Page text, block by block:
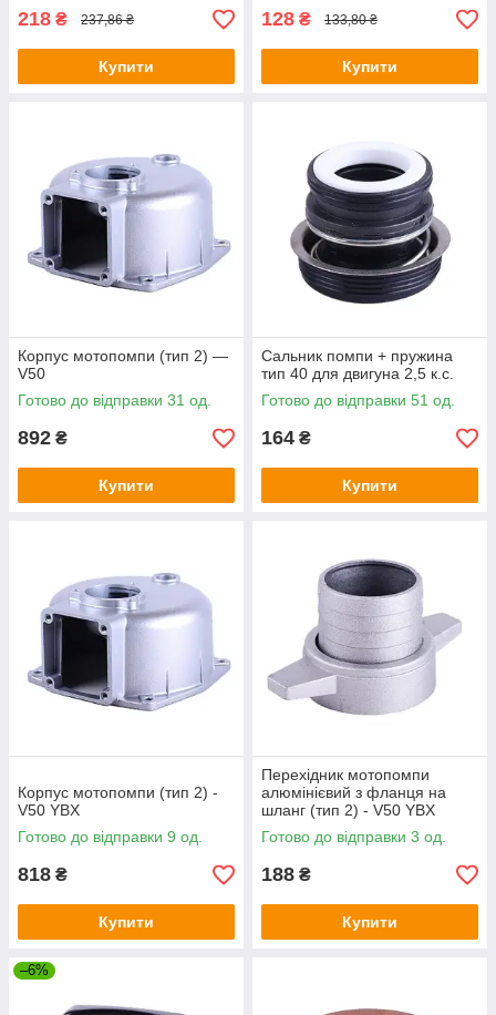
218 ₴ 237,86 ₴
Купити
128 ₴ 133,80 ₴
Купити
Корпус мотопомпи (тип 2) —
V50
Готово до відправки 31 од.
892 ₴
Купити
Сальник помпи + пружина
тип 40 для двигуна 2,5 к.с.
Готово до відправки 51 од.
164 ₴
Купити
Корпус мотопомпи (тип 2) -
V50 YBX
Готово до відправки 9 од.
818 ₴
Купити
Перехідник мотопомпи
алюмінієвий з фланця на
шланг (тип 2) - V50 YBX
Готово до відправки 3 од.
188 ₴
Купити
–6%